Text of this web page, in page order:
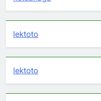
lektoto
lektoto